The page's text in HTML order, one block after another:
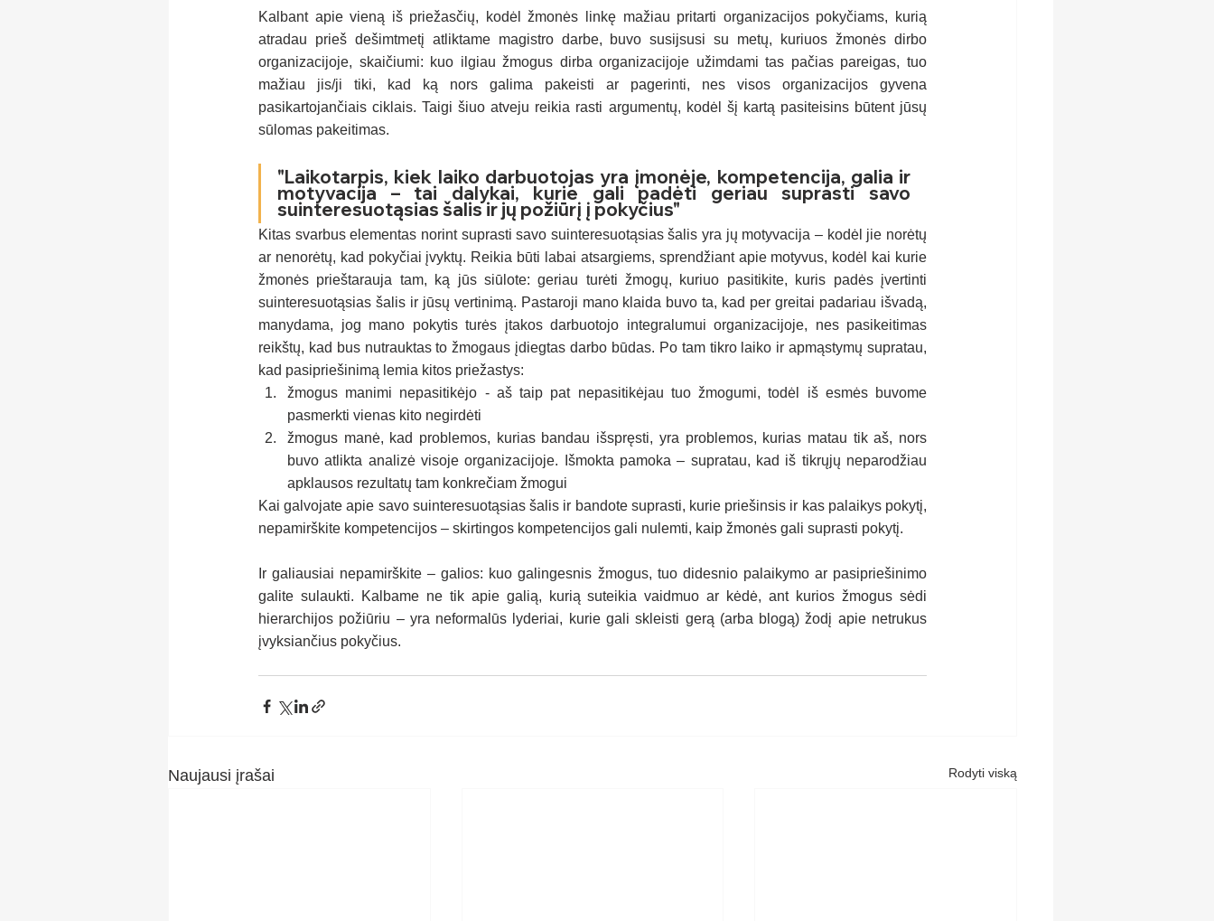
Kalbant apie vieną iš priežasčių, kodėl žmonės linkę mažiau pritarti organizacijos pokyčiams, kurią
atradau prieš dešimtmetį atliktame magistro darbe, buvo susijsusi su metų, kuriuos žmonės dirbo
organizacijoje, skaičiumi: kuo ilgiau žmogus dirba organizacijoje užimdami tas pačias pareigas, tuo
mažiau jis/ji tiki, kad ką nors galima pakeisti ar pagerinti, nes visos organizacijos gyvena
pasikartojančiais ciklais. Taigi šiuo atveju reikia rasti argumentų, kodėl šį kartą pasiteisins būtent jūsų
sūlomas pakeitimas.
"Laikotarpis, kiek laiko darbuotojas yra įmonėje, kompetencija, galia ir
motyvacija – tai dalykai, kurie gali padėti geriau suprasti savo
suinteresuotąsias šalis ir jų požiūrį į pokyčius"
Kitas svarbus elementas norint suprasti savo suinteresuotąsias šalis yra jų motyvacija – kodėl jie norėtų
ar nenorėtų, kad pokyčiai įvyktų. Reikia būti labai atsargiems, sprendžiant apie motyvus, kodėl kai kurie
žmonės prieštarauja tam, ką jūs siūlote: geriau turėti žmogų, kuriuo pasitikite, kuris padės įvertinti
suinteresuotąsias šalis ir jūsų vertinimą. Pastaroji mano klaida buvo ta, kad per greitai padariau išvadą,
manydama, jog mano pokytis turės įtakos darbuotojo integralumui organizacijoje, nes pasikeitimas
reikštų, kad bus nutrauktas to žmogaus įdiegtas darbo būdas. Po tam tikro laiko ir apmąstymų supratau,
kad pasipriešinimą lemia kitos priežastys:
žmogus manimi nepasitikėjo - aš taip pat nepasitikėjau tuo žmogumi, todėl iš esmės buvome
pasmerkti vienas kito negirdėti
žmogus manė, kad problemos, kurias bandau išspręsti, yra problemos, kurias matau tik aš, nors
buvo atlikta analizė visoje organizacijoje. Išmokta pamoka – supratau, kad iš tikrųjų neparodžiau
apklausos rezultatų tam konkrečiam žmogui
Kai galvojate apie savo suinteresuotąsias šalis ir bandote suprasti, kurie priešinsis ir kas palaikys pokytį,
nepamirškite kompetencijos – skirtingos kompetencijos gali nulemti, kaip žmonės gali suprasti pokytį.
Ir galiausiai nepamirškite – galios: kuo galingesnis žmogus, tuo didesnio palaikymo ar pasipriešinimo
galite sulaukti. Kalbame ne tik apie galią, kurią suteikia vaidmuo ar kėdė, ant kurios žmogus sėdi
hierarchijos požiūriu – yra neformalūs lyderiai, kurie gali skleisti gerą (arba blogą) žodį apie netrukus
įvyksiančius pokyčius.
Naujausi įrašai Rodyti viską